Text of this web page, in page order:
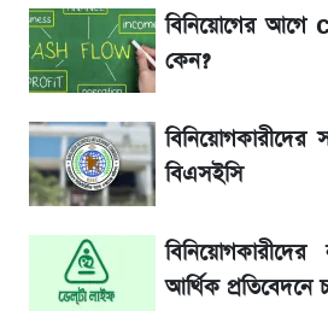
লিটনকে নিয়ে টিম
জেনে নিন আজকের সোনা ও রুপার
আগামীকালই স্পষ্ট হবে
তারিখ
তাপমাত্রা নিয়ে নতুন পূর্বাভাস
বিনিয়োগের
কেন?
বিএসইসি
আর্থিক প্রতিবেদনে